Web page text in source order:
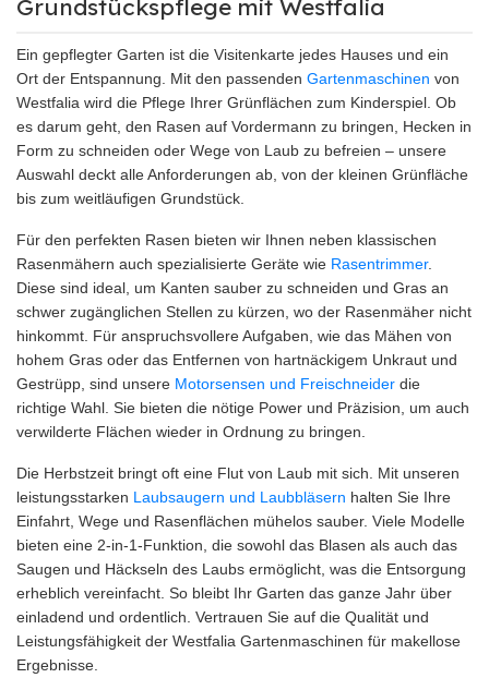
Grundstückspflege mit Westfalia
Ein gepflegter Garten ist die Visitenkarte jedes Hauses und ein
Ort der Entspannung. Mit den passenden Gartenmaschinen von
Westfalia wird die Pflege Ihrer Grünflächen zum Kinderspiel. Ob
es darum geht, den Rasen auf Vordermann zu bringen, Hecken in
Form zu schneiden oder Wege von Laub zu befreien – unsere
Auswahl deckt alle Anforderungen ab, von der kleinen Grünfläche
bis zum weitläufigen Grundstück.
Für den perfekten Rasen bieten wir Ihnen neben klassischen
Rasenmähern auch spezialisierte Geräte wie Rasentrimmer.
Diese sind ideal, um Kanten sauber zu schneiden und Gras an
schwer zugänglichen Stellen zu kürzen, wo der Rasenmäher nicht
hinkommt. Für anspruchsvollere Aufgaben, wie das Mähen von
hohem Gras oder das Entfernen von hartnäckigem Unkraut und
Gestrüpp, sind unsere Motorsensen und Freischneider die
richtige Wahl. Sie bieten die nötige Power und Präzision, um auch
verwilderte Flächen wieder in Ordnung zu bringen.
Die Herbstzeit bringt oft eine Flut von Laub mit sich. Mit unseren
leistungsstarken Laubsaugern und Laubbläsern halten Sie Ihre
Einfahrt, Wege und Rasenflächen mühelos sauber. Viele Modelle
bieten eine 2-in-1-Funktion, die sowohl das Blasen als auch das
Saugen und Häckseln des Laubs ermöglicht, was die Entsorgung
erheblich vereinfacht. So bleibt Ihr Garten das ganze Jahr über
einladend und ordentlich. Vertrauen Sie auf die Qualität und
Leistungsfähigkeit der Westfalia Gartenmaschinen für makellose
Ergebnisse.